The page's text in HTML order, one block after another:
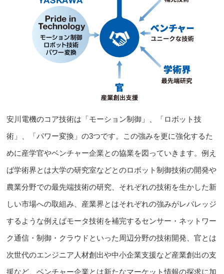
安川電機のコア技術は「モーション制御」、「ロボット技
術」、「パワー変換」の3つです。この強みを更に強化するた
めに産学官やベンチャー企業との協業を図っていきます。例え
ば学術界とは大学の研究室などとのロボット制御技術の開発や
農業分野での最先端技術の研究、それぞれの技術を生かした新
しい市場への取組み、産業界とはそれぞれの強みがレバレッジ
するような例えばモータ技術を補完するセンサー・ネットワー
ク通信・制御・クラウド といった周辺分野の技術開発、官とは
次世代のエンジニア人材創出や中小企業支援など産業創出の支
援など 、ベンチャー企業とは新たなマーケット情報の探求に加